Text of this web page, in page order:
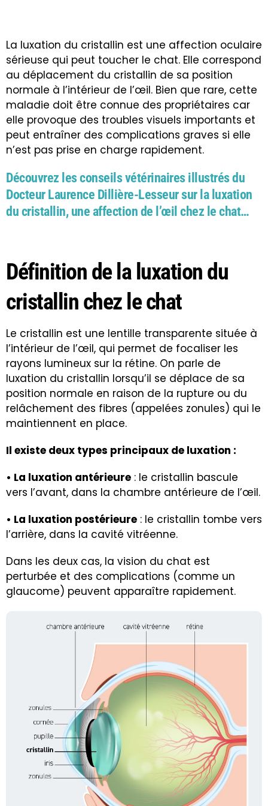
La luxation du cristallin est une affection oculaire
sérieuse qui peut toucher le chat. Elle correspond
au déplacement du cristallin de sa position
normale à l’intérieur de l’œil. Bien que rare, cette
maladie doit être connue des propriétaires car
elle provoque des troubles visuels importants et
peut entraîner des complications graves si elle
n’est pas prise en charge rapidement.
Découvrez les conseils vétérinaires illustrés du
Docteur Laurence Dillière-Lesseur sur la luxation
du cristallin, une affection de l’œil chez le chat…
Définition de la luxation du
cristallin chez le chat
Le cristallin est une lentille transparente située à
l’intérieur de l’œil, qui permet de focaliser les
rayons lumineux sur la rétine. On parle de
luxation du cristallin lorsqu’il se déplace de sa
position normale en raison de la rupture ou du
relâchement des fibres (appelées zonules) qui le
maintiennent en place.
Il existe deux types principaux de luxation :
• La luxation antérieure : le cristallin bascule
vers l’avant, dans la chambre antérieure de l’œil.
• La luxation postérieure : le cristallin tombe vers
l’arrière, dans la cavité vitréenne.
Dans les deux cas, la vision du chat est
perturbée et des complications (comme un
glaucome) peuvent apparaître rapidement.